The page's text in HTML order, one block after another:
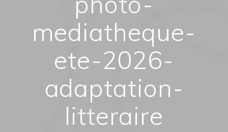
mediatheque-
ete-2026-
adaptation-
litteraire